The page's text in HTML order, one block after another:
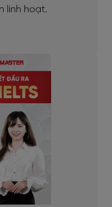
linh hoạt.